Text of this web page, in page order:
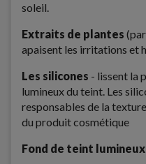
soleil.
Extraits de plantes
apaisent les irritations et
Les silicones - lissent la
lumineux du teint. Les
responsables de la
du produit cosmétique
Fond de teint